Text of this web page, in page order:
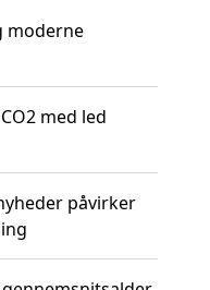
moderne
med led
påvirker